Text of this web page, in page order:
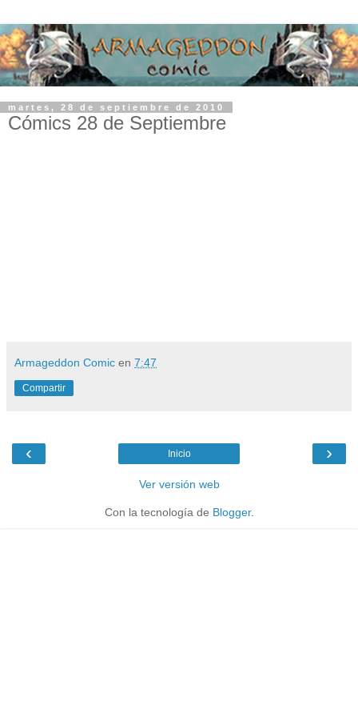
martes, 28 de septiembre de 2010
Cómics 28 de Septiembre
Armageddon Comic en 7:47
Compartir
‹ ›
Inicio
Ver versión web
Con la tecnología de Blogger.